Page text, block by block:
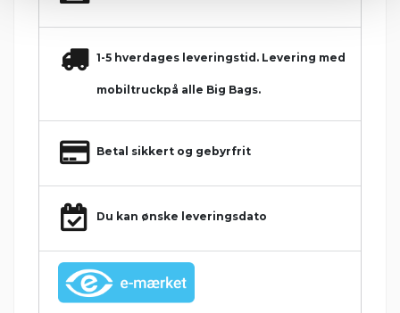
1-5 hverdages leveringstid. Levering med
mobiltruckpå alle Big Bags.
Betal sikkert og gebyrfrit
Du kan ønske leveringsdato